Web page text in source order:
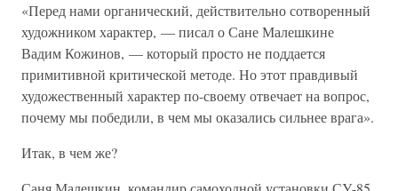
«Перед нами органический, действительно сотворенный
художником характер, — писал о Сане Малешкине
Вадим Кожинов, — который просто не поддается
примитивной критической методе. Но этот правдивый
художественный характер по-своему отвечает на вопрос,
почему мы победили, в чем мы оказались сильнее врага».
Итак, в чем же?